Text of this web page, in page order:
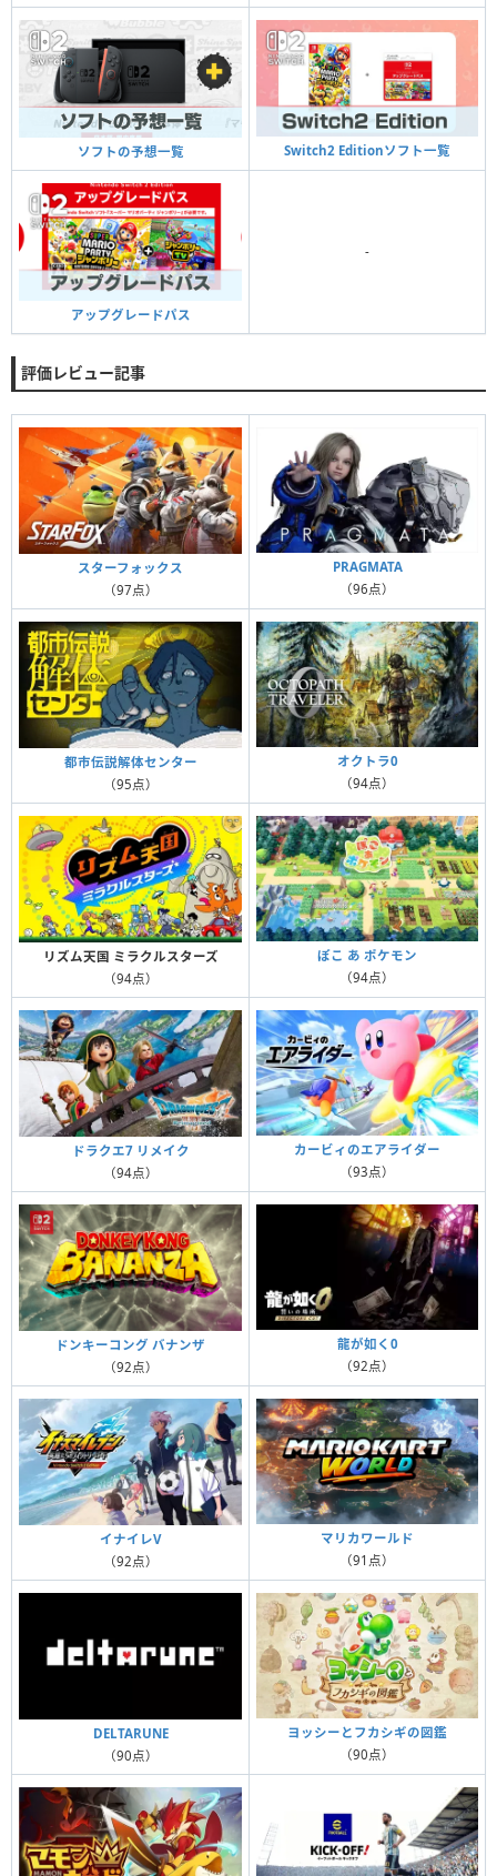
ソフトの予想一覧 Switch2 Editionソフト一覧
アップグレードパス
-
評価レビュー記事
スターフォックス
（97点）
PRAGMATA
（96点）
都市伝説解体センター
（95点）
オクトラ0
（94点）
リズム天国 ミラクルスターズ
（94点）
ぽこ あ ポケモン
（94点）
ドラクエ7 リメイク
（94点）
カービィのエアライダー
（93点）
ドンキーコング バナンザ
（92点）
龍が如く0
（92点）
イナイレV
（92点）
マリカワールド
（91点）
DELTARUNE
（90点）
ヨッシーとフカシギの図鑑
（90点）